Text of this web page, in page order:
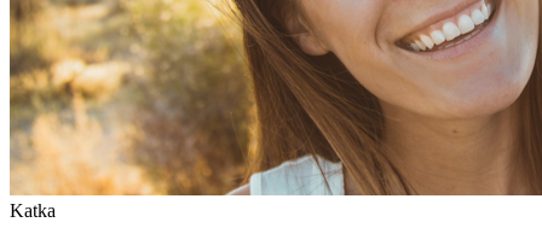
Katka